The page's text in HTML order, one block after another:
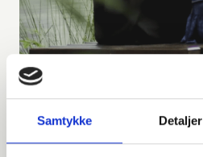
Samtykke Detaljer